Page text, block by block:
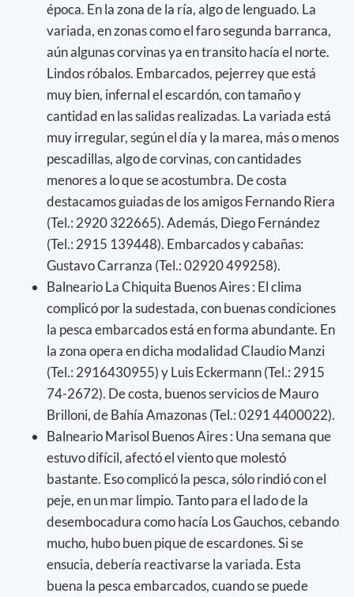
época. En la zona de la ría, algo de lenguado. La
variada, en zonas como el faro segunda barranca,
aún algunas corvinas ya en transito hacía el norte.
Lindos róbalos. Embarcados, pejerrey que está
muy bien, infernal el escardón, con tamaño y
cantidad en las salidas realizadas. La variada está
muy irregular, según el día y la marea, más o menos
pescadillas, algo de corvinas, con cantidades
menores a lo que se acostumbra. De costa
destacamos guiadas de los amigos Fernando Riera
(Tel.: 2920 322665). Además, Diego Fernández
(Tel.: 2915 139448). Embarcados y cabañas:
Gustavo Carranza (Tel.: 02920 499258).
Balneario La Chiquita Buenos Aires : El clima
complicó por la sudestada, con buenas condiciones
la pesca embarcados está en forma abundante. En
la zona opera en dicha modalidad Claudio Manzi
(Tel.: 2916430955) y Luis Eckermann (Tel.: 2915
74-2672). De costa, buenos servicios de Mauro
Brilloni, de Bahía Amazonas (Tel.: 0291 4400022).
Balneario Marisol Buenos Aires : Una semana que
estuvo difícil, afectó el viento que molestó
bastante. Eso complicó la pesca, sólo rindió con el
peje, en un mar limpio. Tanto para el lado de la
desembocadura como hacía Los Gauchos, cebando
mucho, hubo buen pique de escardones. Si se
ensucia, debería reactivarse la variada. Esta
buena la pesca embarcados, cuando se puede